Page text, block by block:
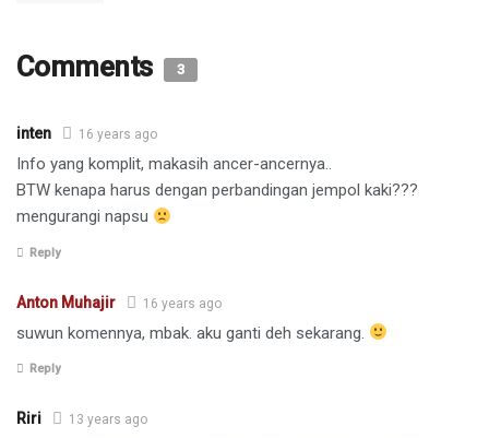
Comments 3
inten 16 years ago
Info yang komplit, makasih ancer-ancernya..
BTW kenapa harus dengan perbandingan jempol kaki???
mengurangi napsu
Reply
Anton Muhajir 16 years ago
suwun komennya, mbak. aku ganti deh sekarang.
Reply
Riri 13 years ago